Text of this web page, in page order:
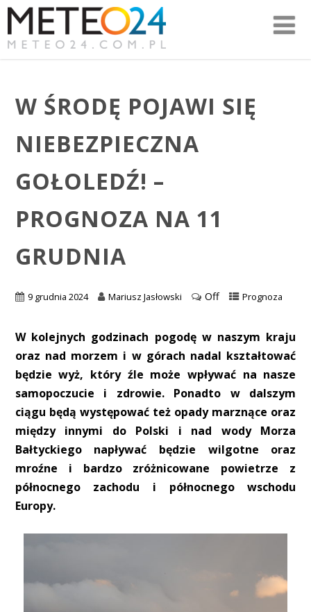
W ŚRODĘ POJAWI SIĘ
NIEBEZPIECZNA
GOŁOLEDŹ! –
PROGNOZA NA 11
GRUDNIA
9 grudnia 2024 Mariusz Jasłowski Off Prognoza
W kolejnych godzinach pogodę w naszym kraju
oraz nad morzem i w górach nadal kształtować
będzie wyż, który źle może wpływać na nasze
samopoczucie i zdrowie. Ponadto w dalszym
ciągu będą występować też opady marznące oraz
między innymi do Polski i nad wody Morza
Bałtyckiego napływać będzie wilgotne oraz
mroźne i bardzo zróżnicowane powietrze z
północnego zachodu i północnego wschodu
Europy.